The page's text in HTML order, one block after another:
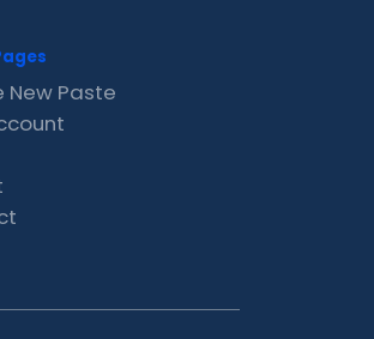
New Paste